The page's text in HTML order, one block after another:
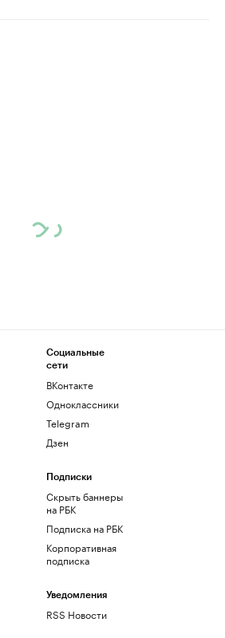
Социальные
сети
ВКонтакте
Одноклассники
Telegram
Дзен
Подписки
Скрыть баннеры
на РБК
Подписка на РБК
Корпоративная
подписка
Уведомления
RSS Новости